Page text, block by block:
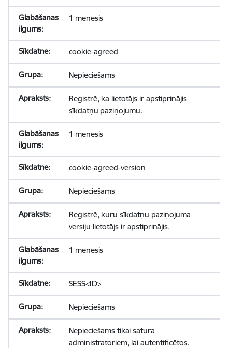
1 mēnesis
cookie-agreed
Nepieciešams
Reģistrē, ka lietotājs ir apstiprinājis
sīkdatņu paziņojumu.
1 mēnesis
cookie-agreed-version
Nepieciešams
Reģistrē, kuru sīkdatņu paziņojuma
versiju lietotājs ir apstiprinājis.
1 mēnesis
SESS<ID>
Nepieciešams
Nepieciešams tikai satura
administratoriem, lai autentificētos.